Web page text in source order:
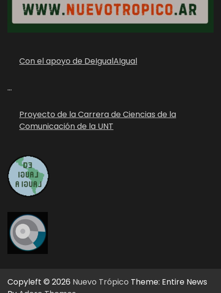
Con el apoyo de DeIgualAIgual
...
Proyecto de la Carrera de Ciencias de la
Comunicación de la UNT
Copyleft © 2026 Nuevo Trópico Theme: Entire News